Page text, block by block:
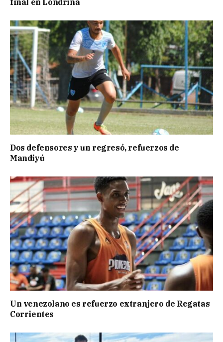
Dos defensores y un regresó, refuerzos de
Mandiyú
Un venezolano es refuerzo extranjero de Regatas
Corrientes